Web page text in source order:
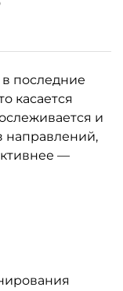
последние
касается
и
направлений,
—